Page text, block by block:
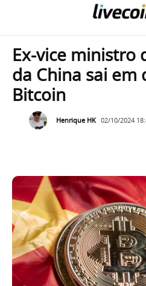
Ex-vice ministro
da China sai em
Bitcoin
Henrique HK 02/10/2024